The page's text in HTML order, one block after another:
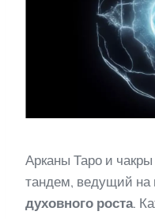
Арканы Таро и
тандем, ведущий на
духовного роста.